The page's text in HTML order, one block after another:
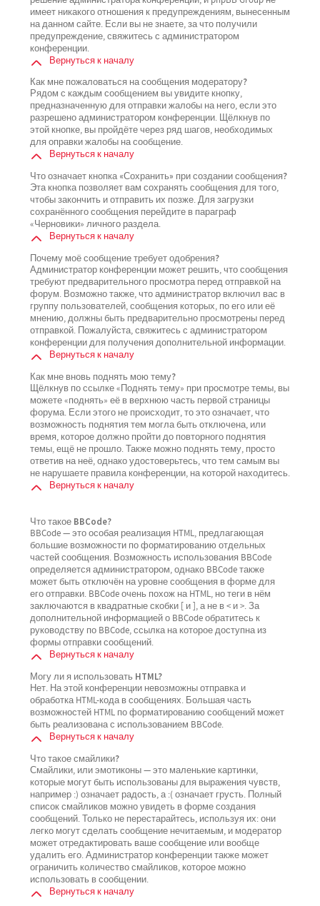
имеет никакого отношения к предупреждениям, вынесенным
на данном сайте. Если вы не знаете, за что получили
предупреждение, свяжитесь с администратором
конференции.
Вернуться к началу
Как мне пожаловаться на сообщения модератору?
Рядом с каждым сообщением вы увидите кнопку,
предназначенную для отправки жалобы на него, если это
разрешено администратором конференции. Щёлкнув по
этой кнопке, вы пройдёте через ряд шагов, необходимых
для оправки жалобы на сообщение.
Вернуться к началу
Что означает кнопка «Сохранить» при создании сообщения?
Эта кнопка позволяет вам сохранять сообщения для того,
чтобы закончить и отправить их позже. Для загрузки
сохранённого сообщения перейдите в параграф
«Черновики» личного раздела.
Вернуться к началу
Почему моё сообщение требует одобрения?
Администратор конференции может решить, что сообщения
требуют предварительного просмотра перед отправкой на
форум. Возможно также, что администратор включил вас в
группу пользователей, сообщения которых, по его или её
мнению, должны быть предварительно просмотрены перед
отправкой. Пожалуйста, свяжитесь с администратором
конференции для получения дополнительной информации.
Вернуться к началу
Как мне вновь поднять мою тему?
Щёлкнув по ссылке «Поднять тему» при просмотре темы, вы
можете «поднять» её в верхнюю часть первой страницы
форума. Если этого не происходит, то это означает, что
возможность поднятия тем могла быть отключена, или
время, которое должно пройти до повторного поднятия
темы, ещё не прошло. Также можно поднять тему, просто
ответив на неё, однако удостоверьтесь, что тем самым вы
не нарушаете правила конференции, на которой находитесь.
Вернуться к началу
Что такое BBCode?
BBCode — это особая реализация HTML, предлагающая
большие возможности по форматированию отдельных
частей сообщения. Возможность использования BBCode
определяется администратором, однако BBCode также
может быть отключён на уровне сообщения в форме для
его отправки. BBCode очень похож на HTML, но теги в нём
заключаются в квадратные скобки [ и ], а не в < и >. За
дополнительной информацией о BBCode обратитесь к
руководству по BBCode, ссылка на которое доступна из
формы отправки сообщений.
Вернуться к началу
Могу ли я использовать HTML?
Нет. На этой конференции невозможны отправка и
обработка HTML-кода в сообщениях. Большая часть
возможностей HTML по форматированию сообщений может
быть реализована с использованием BBCode.
Вернуться к началу
Что такое смайлики?
Смайлики, или эмотиконы — это маленькие картинки,
которые могут быть использованы для выражения чувств,
например :) означает радость, а :( означает грусть. Полный
список смайликов можно увидеть в форме создания
сообщений. Только не перестарайтесь, используя их: они
легко могут сделать сообщение нечитаемым, и модератор
может отредактировать ваше сообщение или вообще
удалить его. Администратор конференции также может
ограничить количество смайликов, которое можно
использовать в сообщении.
Вернуться к началу